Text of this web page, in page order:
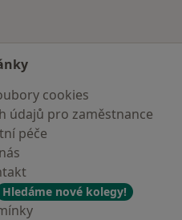
cookies
údajů pro zaměstnance
péče
Hledáme nové kolegy!